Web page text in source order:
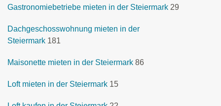
Gastronomiebetriebe mieten in der Steiermark 29
Dachgeschosswohnung mieten in der
Steiermark 181
Maisonette mieten in der Steiermark 86
Loft mieten in der Steiermark 15